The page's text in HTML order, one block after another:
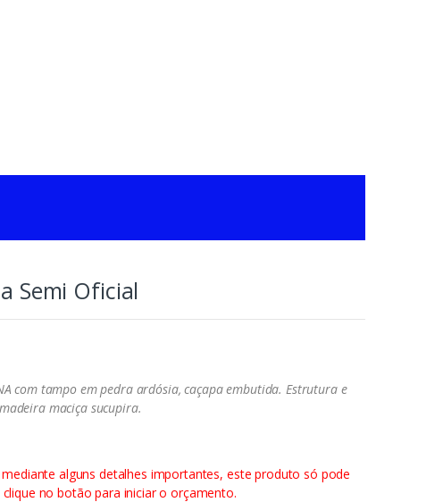
Semi Oficial
com tampo em pedra ardósia, caçapa embutida. Estrutura e
maciça sucupira.
alguns detalhes importantes, este produto só pode
no botão para iniciar o orçamento.